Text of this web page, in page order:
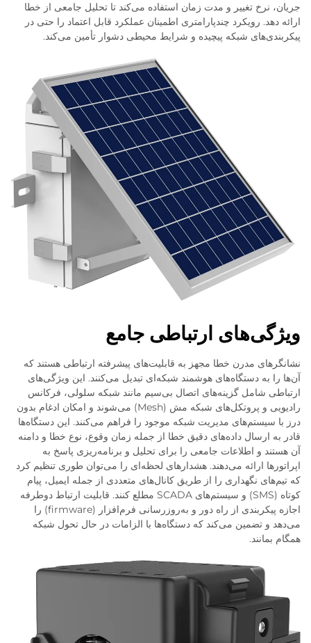
جریان، نرخ تغییر و مدت زمان استفاده می‌کند تا تحلیل جامعی از خطا
ارائه دهد. رویکرد چندپارامتری اطمینان عملکرد قابل اعتماد را حتی در
پیکربندی‌های شبکه پیچیده و شرایط محیطی دشوار تأمین می‌کند.
ویژگی‌های ارتباطی جامع
نشانگرهای مدرن خطا مجهز به قابلیت‌های پیشرفته ارتباطی هستند که
آن‌ها را به دستگاه‌های هوشمند شبکه‌ای تبدیل می‌کنند. این ویژگی‌های
ارتباطی شامل گزینه‌های اتصال بی‌سیم مانند شبکه سلولی، فرکانس
رادیویی و پروتکل‌های شبکه مش (Mesh) می‌شوند و امکان ادغام بدون
درز با سیستم‌های مدیریت شبکه موجود را فراهم می‌کنند. این دستگاه‌ها
قادر به ارسال داده‌های دقیق خطا از جمله زمان وقوع، نوع خطا و دامنه
آن هستند و اطلاعات جامعی را برای تحلیل و برنامه‌ریزی پاسخ به
اپراتورها ارائه می‌دهند. هشدارهای لحظه‌ای را می‌توان طوری تنظیم کرد
که تیم‌های نگهداری را از طریق کانال‌های متعددی از جمله ایمیل، پیام
کوتاه (SMS) و سیستم‌های SCADA مطلع کنند. قابلیت ارتباط دوطرفه
اجازه پیکربندی از راه دور و به‌روزرسانی فرم‌افزار (firmware) را
می‌دهد و تضمین می‌کند که دستگاه‌ها با الزامات در حال تحول شبکه
همگام بمانند.